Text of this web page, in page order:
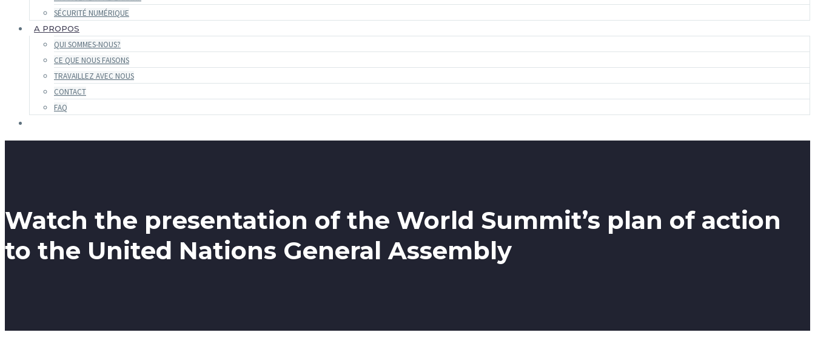
SÉCURITÉ NUMÉRIQUE
A PROPOS
QUI SOMMES-NOUS?
CE QUE NOUS FAISONS
TRAVAILLEZ AVEC NOUS
CONTACT
FAQ
Watch the presentation of the World Summit’s plan of action
to the United Nations General Assembly